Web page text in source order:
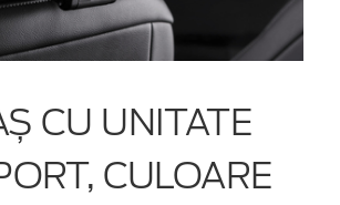
CU UNITATE
CULOARE